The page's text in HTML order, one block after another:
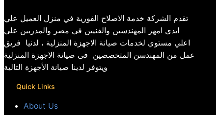
تقدم الشركة خدمة الاصلاح الفورية في منزل العميل علي
ايدي امهر المهندسين والفنيين في مصر والمدربين علي
اعلي مستوي لخدمات صيانة الاجهزة المنزلية ، لدنيا فريق
عمل من المهندسن المتخصصين فى صيانة الاجهزة المنزلية
ويتوفر لدينا صيانة الأجهزة التالية
Quick Links
About Us